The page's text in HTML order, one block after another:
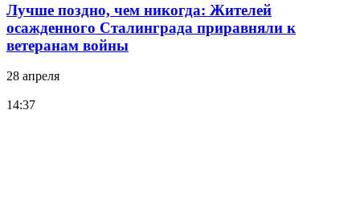
Лучше поздно, чем никогда: Жителей
осажденного Сталинграда приравняли к
ветеранам войны
28 апреля
14:37